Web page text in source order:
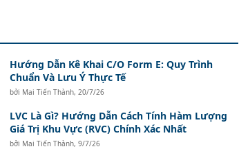
Hướng Dẫn Kê Khai C/O Form E: Quy Trình
Chuẩn Và Lưu Ý Thực Tế
bởi Mai Tiến Thành, 20/7/26
LVC Là Gì? Hướng Dẫn Cách Tính Hàm Lượng
Giá Trị Khu Vực (RVC) Chính Xác Nhất
bởi Mai Tiến Thành, 9/7/26